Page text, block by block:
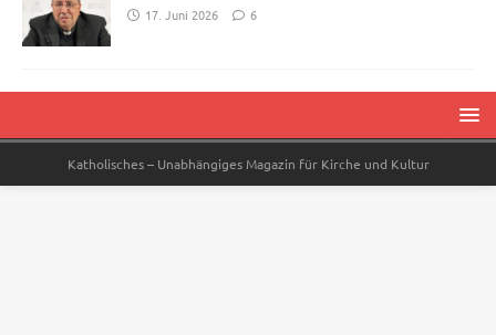
17. Juni 2026
6
Katholisches – Unabhängiges Magazin für Kirche und Kultur